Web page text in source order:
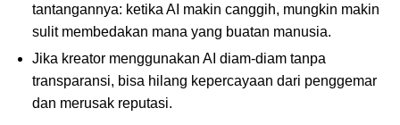
tantangannya: ketika AI makin canggih, mungkin makin
sulit membedakan mana yang buatan manusia.
Jika kreator menggunakan AI diam-diam tanpa
transparansi, bisa hilang kepercayaan dari penggemar
dan merusak reputasi.